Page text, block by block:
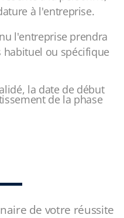
à l'entreprise.
l'entreprise prendra
habituel ou spécifique
la date de début
de la phase
de votre réussite